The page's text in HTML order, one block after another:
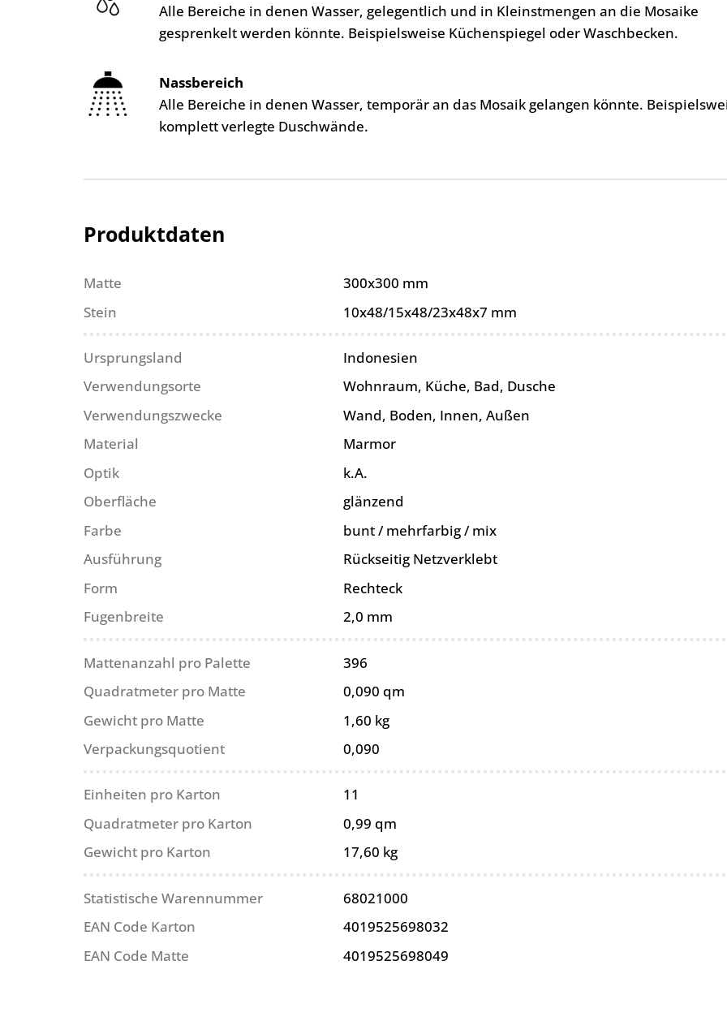
Alle Bereiche in denen Wasser, gelegentlich und in Kleinstmengen an die Mosaike
gesprenkelt werden könnte. Beispielsweise Küchenspiegel oder Waschbecken.
Nassbereich
Alle Bereiche in denen Wasser, temporär an das Mosaik gelangen könnte.
komplett verlegte Duschwände.
Produktdaten
Matte
300x300 mm
Stein
10x48/15x48/23x48x7 mm
Ursprungsland
Indonesien
Verwendungsorte
Wohnraum, Küche, Bad, Dusche
Verwendungszwecke
Wand, Boden, Innen, Außen
Material
Marmor
Optik
k.A.
Oberfläche
glänzend
Farbe
bunt / mehrfarbig / mix
Ausführung
Rückseitig Netzverklebt
Form
Rechteck
Fugenbreite
2,0 mm
Mattenanzahl pro Palette
396
Quadratmeter pro Matte
0,090 qm
Gewicht pro Matte
1,60 kg
Verpackungsquotient
0,090
Einheiten pro Karton
11
Quadratmeter pro Karton
0,99 qm
Gewicht pro Karton
17,60 kg
Statistische Warennummer
68021000
EAN Code Karton
4019525698032
EAN Code Matte
4019525698049